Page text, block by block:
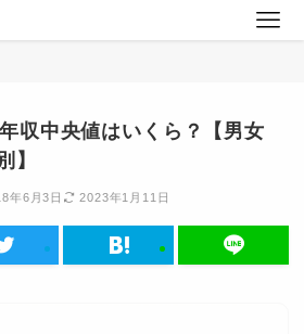
収中央値はいくら？【男女
】
年6月3日 2023年1月11日